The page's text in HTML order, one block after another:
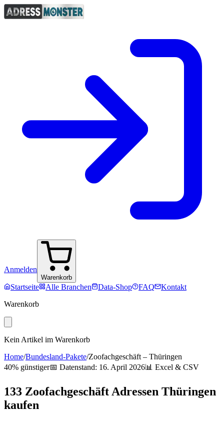
Anmelden
Warenkorb
Startseite Alle Branchen Data-Shop FAQ
Kontakt
Warenkorb
Kein Artikel im Warenkorb
Home/Bundesland-Pakete/Zoofachgeschäft – Thüringen
40% günstiger📅 Datenstand: 16. April 2026📊 Excel & CSV
133 Zoofachgeschäft Adressen Thüringen
kaufen